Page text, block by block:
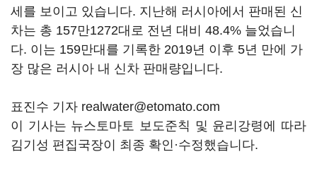
세를 보이고 있습니다. 지난해 러시아에서 판매된 신
차는 총 157만1272대로 전년 대비 48.4% 늘었습니
다. 이는 159만대를 기록한 2019년 이후 5년 만에 가
장 많은 러시아 내 신차 판매량입니다.
표진수 기자 realwater@etomato.com
이 기사는 뉴스토마토 보도준칙 및 윤리강령에 따라
김기성 편집국장이 최종 확인·수정했습니다.